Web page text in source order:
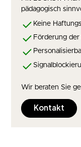
pädagogisch
Keine
Förderung
Wir beraten Sie
Kontakt